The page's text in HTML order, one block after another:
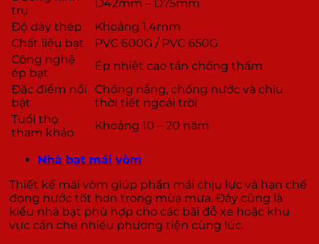
trụ
D42mm – D75mm
Độ dày thép
Khoảng 1.4mm
Chất liệu bạt
PVC 600G / PVC 650G
Công nghệ
ép bạt
Ép nhiệt cao tần chống thấm
Đặc điểm nổi
bật
Chống nắng, chống nước và chịu
thời tiết ngoài trời
Tuổi thọ
tham khảo
Khoảng 10 – 20 năm
Nhà bạt mái vòm
Thiết kế mái vòm giúp phần mái chịu lực và hạn chế
đọng nước tốt hơn trong mùa mưa. Đây cũng là
kiểu nhà bạt phù hợp cho các bãi đỗ xe hoặc khu
vực cần che nhiều phương tiện cùng lúc.